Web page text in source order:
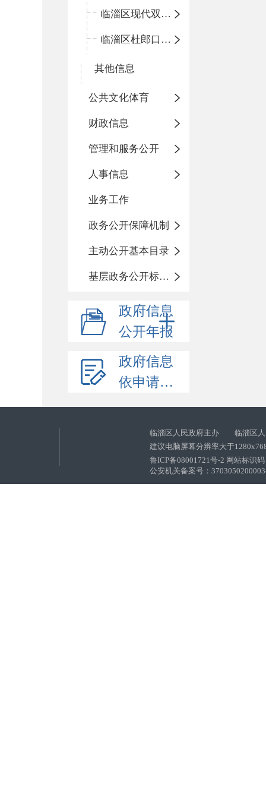
临淄区现代双语学校
临淄区杜郎口小学
其他信息
公共文化体育
财政信息
管理和服务公开
人事信息
业务工作
政务公开保障机制
主动公开基本目录
基层政务公开标准化目录
政府信息
公开年报
政府信息
依申请公开
临淄区人民政府主办 临淄区人
建议电脑屏幕分辨率大于
鲁ICP备08001721号-2 网站标识
公安机关备案号：